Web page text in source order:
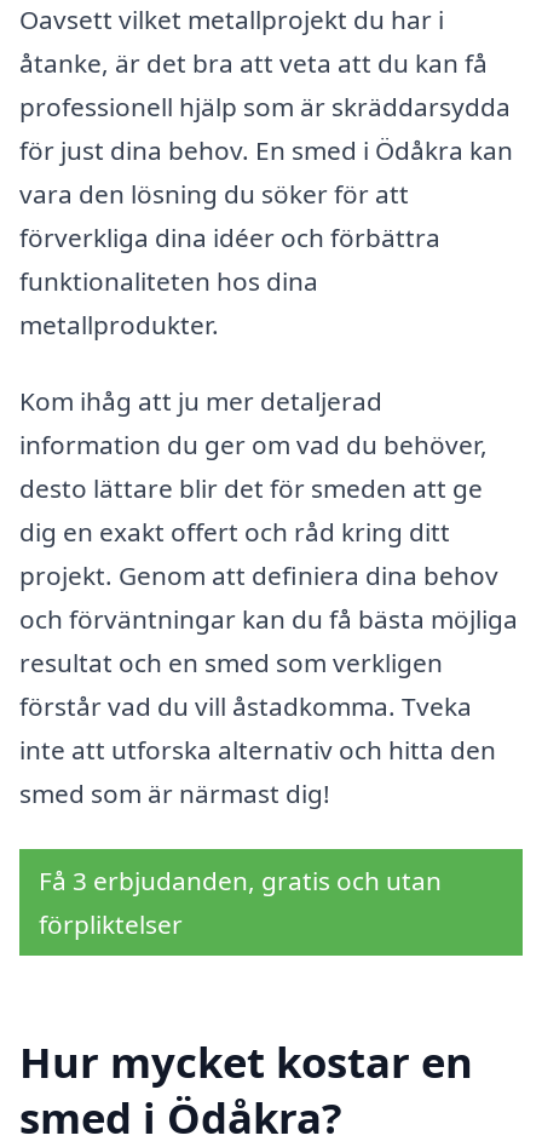
Oavsett vilket metallprojekt du har i
åtanke, är det bra att veta att du kan få
professionell hjälp som är skräddarsydda
för just dina behov. En smed i Ödåkra kan
vara den lösning du söker för att
förverkliga dina idéer och förbättra
funktionaliteten hos dina
metallprodukter.
Kom ihåg att ju mer detaljerad
information du ger om vad du behöver,
desto lättare blir det för smeden att ge
dig en exakt offert och råd kring ditt
projekt. Genom att definiera dina behov
och förväntningar kan du få bästa möjliga
resultat och en smed som verkligen
förstår vad du vill åstadkomma. Tveka
inte att utforska alternativ och hitta den
smed som är närmast dig!
Få 3 erbjudanden, gratis och utan
förpliktelser
Hur mycket kostar en
smed i Ödåkra?